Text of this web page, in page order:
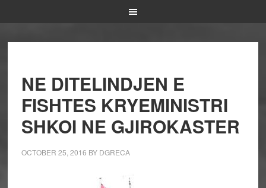
NE DITELINDJEN E
FISHTES KRYEMINISTRI
SHKOI NE GJIROKASTER
OCTOBER 25, 2016 BY DGRECA